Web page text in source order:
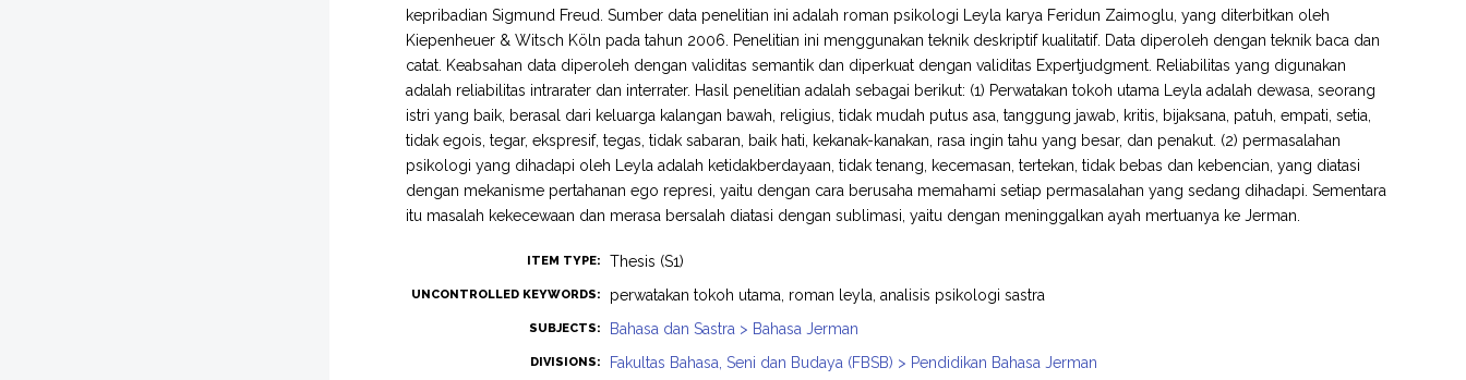
kepribadian Sigmund Freud. Sumber data penelitian ini adalah roman psikologi Leyla karya Feridun Zaimoglu, yang diterbitkan oleh
Kiepenheuer & Witsch Köln pada tahun 2006. Penelitian ini menggunakan teknik deskriptif kualitatif. Data diperoleh dengan teknik baca dan
catat. Keabsahan data diperoleh dengan validitas semantik dan diperkuat dengan validitas Expertjudgment. Reliabilitas yang digunakan
adalah reliabilitas intrarater dan interrater. Hasil penelitian adalah sebagai berikut: (1) Perwatakan tokoh utama Leyla adalah dewasa, seorang
istri yang baik, berasal dari keluarga kalangan bawah, religius, tidak mudah putus asa, tanggung jawab, kritis, bijaksana, patuh, empati, setia,
tidak egois, tegar, ekspresif, tegas, tidak sabaran, baik hati, kekanak-kanakan, rasa ingin tahu yang besar, dan penakut. (2) permasalahan
psikologi yang dihadapi oleh Leyla adalah ketidakberdayaan, tidak tenang, kecemasan, tertekan, tidak bebas dan kebencian, yang diatasi
dengan mekanisme pertahanan ego represi, yaitu dengan cara berusaha memahami setiap permasalahan yang sedang dihadapi. Sementara
itu masalah kekecewaan dan merasa bersalah diatasi dengan sublimasi, yaitu dengan meninggalkan ayah mertuanya ke Jerman.
ITEM TYPE: Thesis (S1)
UNCONTROLLED KEYWORDS: perwatakan tokoh utama, roman leyla, analisis psikologi sastra
SUBJECTS: Bahasa dan Sastra > Bahasa Jerman
DIVISIONS: Fakultas Bahasa, Seni dan Budaya (FBSB) > Pendidikan Bahasa Jerman